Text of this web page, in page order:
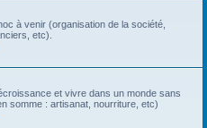
à venir (organisation de la société,
etc).
et vivre dans un monde sans
somme : artisanat, nourriture, etc)